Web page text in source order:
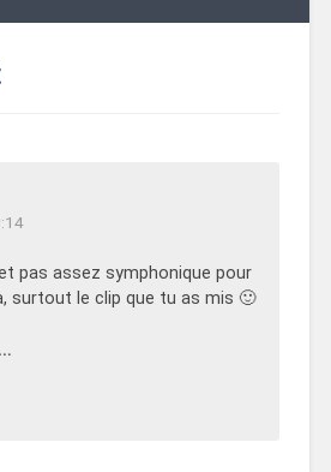
pas assez symphonique pour
surtout le clip que tu as mis 🙂